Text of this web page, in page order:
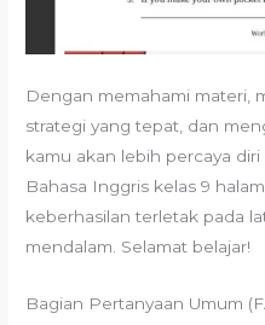
Dengan memahami materi,
strategi yang tepat, dan
kamu akan lebih percaya
Bahasa Inggris kelas 9
keberhasilan terletak pada
mendalam. Selamat belajar!
Bagian Pertanyaan Umum